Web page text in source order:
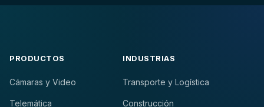
PRODUCTOS
Cámaras y Video
Telemática
INDUSTRIAS
Transporte y Logística
Construcción